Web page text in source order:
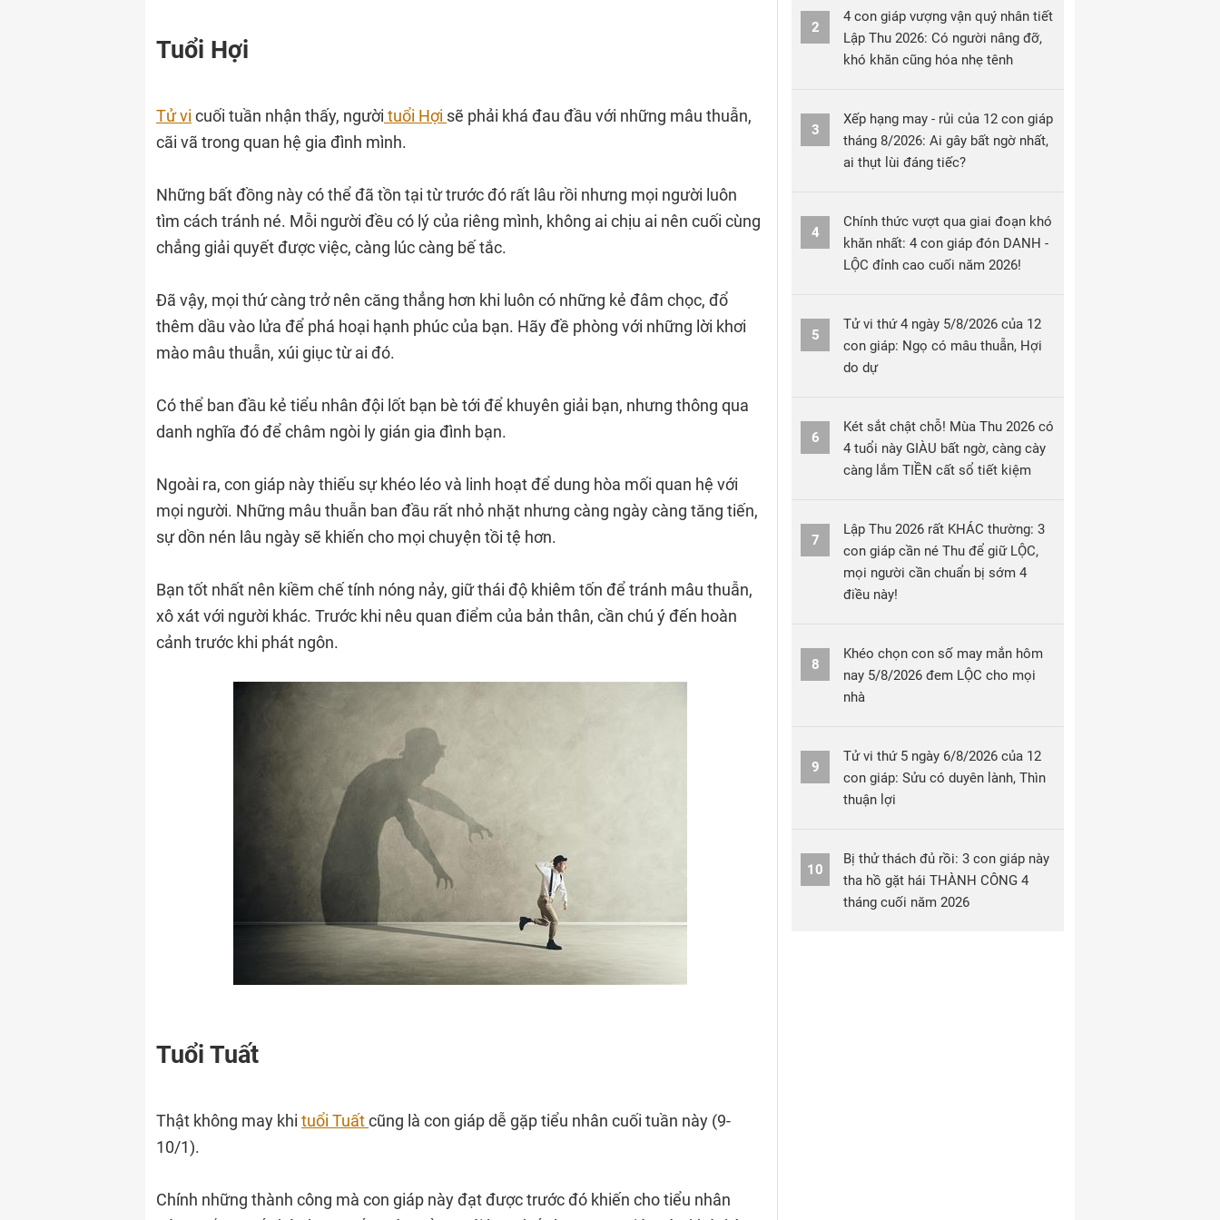
Tuổi Hợi
Tử vi cuối tuần nhận thấy, người tuổi Hợi sẽ phải khá đau đầu với những mâu thuẫn,
cãi vã trong quan hệ gia đình mình.
Những bất đồng này có thể đã tồn tại từ trước đó rất lâu rồi nhưng mọi người luôn
tìm cách tránh né. Mỗi người đều có lý của riêng mình, không ai chịu ai nên cuối cùng
chẳng giải quyết được việc, càng lúc càng bế tắc.
Đã vậy, mọi thứ càng trở nên căng thẳng hơn khi luôn có những kẻ đâm chọc, đổ
thêm dầu vào lửa để phá hoại hạnh phúc của bạn. Hãy đề phòng với những lời khơi
mào mâu thuẫn, xúi giục từ ai đó.
Có thể ban đầu kẻ tiểu nhân đội lốt bạn bè tới để khuyên giải bạn, nhưng thông qua
danh nghĩa đó để châm ngòi ly gián gia đình bạn.
Ngoài ra, con giáp này thiếu sự khéo léo và linh hoạt để dung hòa mối quan hệ với
mọi người. Những mâu thuẫn ban đầu rất nhỏ nhặt nhưng càng ngày càng tăng tiến,
sự dồn nén lâu ngày sẽ khiến cho mọi chuyện tồi tệ hơn.
Bạn tốt nhất nên kiềm chế tính nóng nảy, giữ thái độ khiêm tốn để tránh mâu thuẫn,
xô xát với người khác. Trước khi nêu quan điểm của bản thân, cần chú ý đến hoàn
cảnh trước khi phát ngôn.
Tuổi Tuất
Thật không may khi tuổi Tuấtcũng là con giáp dễ gặp tiểu nhân cuối tuần này (9-
10/1).
Chính những thành công mà con giáp này đạt được trước đó khiến cho tiểu nhân
2
4 con giáp vượng vận quý nhân tiết
Lập Thu 2026: Có người nâng đỡ,
khó khăn cũng hóa nhẹ tênh
3
Xếp hạng may - rủi của 12 con giáp
tháng 8/2026: Ai gây bất ngờ nhất,
ai thụt lùi đáng tiếc?
4
Chính thức vượt qua giai đoạn khó
khăn nhất: 4 con giáp đón DANH -
LỘC đỉnh cao cuối năm 2026!
5
Tử vi thứ 4 ngày 5/8/2026 của 12
con giáp: Ngọ có mâu thuẫn, Hợi
do dự
6
Két sắt chật chỗ! Mùa Thu 2026 có
4 tuổi này GIÀU bất ngờ, càng cày
càng lắm TIỀN cất sổ tiết kiệm
7
Lập Thu 2026 rất KHÁC thường: 3
con giáp cần né Thu để giữ LỘC,
mọi người cần chuẩn bị sớm 4
điều này!
8
Khéo chọn con số may mắn hôm
nay 5/8/2026 đem LỘC cho mọi
nhà
9
Tử vi thứ 5 ngày 6/8/2026 của 12
con giáp: Sửu có duyên lành, Thìn
thuận lợi
10
Bị thử thách đủ rồi: 3 con giáp này
tha hồ gặt hái THÀNH CÔNG 4
tháng cuối năm 2026